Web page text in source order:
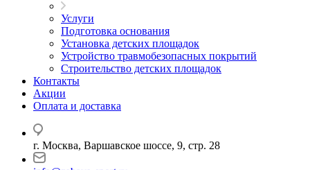
Услуги
Подготовка основания
Установка детских площадок
Устройство травмобезопасных покрытий
Строительство детских площадок
Контакты
Акции
Оплата и доставка
г. Москва, Варшавское шоссе, 9, стр. 28